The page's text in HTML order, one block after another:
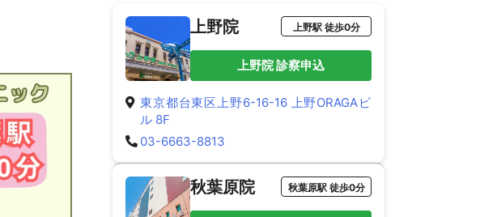
上野院 上野駅 徒歩0分
上野院 診察申込
東京都台東区上野6-16-16 上野ORAGAビ
ル 8F
03-6663-8813
秋葉原院 秋葉原駅 徒歩0分